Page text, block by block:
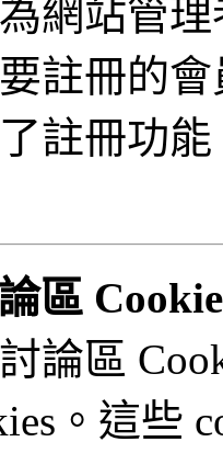
網站管
註冊的
註冊功
區
討論區
。這些